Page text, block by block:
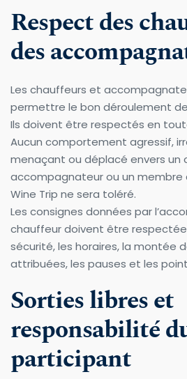
Respect des
des
Les chauffeurs et
permettre le bon déroulement
Ils doivent être respectés en
Aucun comportement agressif,
menaçant ou déplacé envers un
accompagnateur ou un membre
Wine Trip ne sera toléré.
Les consignes données par
chauffeur doivent être
sécurité, les horaires, la montée
attribuées, les pauses et les
Sorties libres et
responsabilité
participant